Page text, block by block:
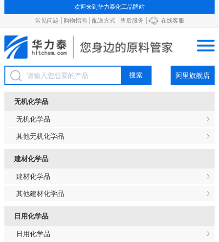
欢迎来到华力泰化工品牌站
常见问题
购物指南 配送方式 售后服务 在线客服
阿里旗舰店
无机化学品
无机化学品
其他无机化学品
建材化学品
建材化学品
其他建材化学品
日用化学品
日用化学品